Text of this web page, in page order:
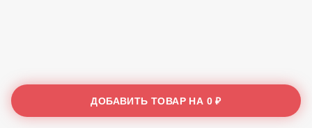
ДОБАВИТЬ ТОВАР НА 0 ₽